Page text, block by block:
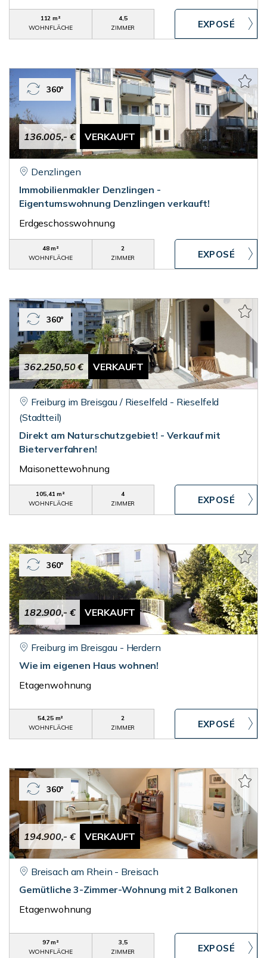
112 m²
WOHNFLÄCHE
4,5
ZIMMER
136.005,- € VERKAUFT
360°
Denzlingen
Immobilienmakler Denzlingen -
Eigentumswohnung Denzlingen verkauft!
Erdgeschosswohnung
48 m²
WOHNFLÄCHE
2
ZIMMER
362.250,50 € VERKAUFT
360°
Freiburg im Breisgau / Rieselfeld - Rieselfeld
(Stadtteil)
Direkt am Naturschutzgebiet! - Verkauf mit
Bieterverfahren!
Maisonettewohnung
105,41 m²
WOHNFLÄCHE
4
ZIMMER
182.900,- € VERKAUFT
360°
Freiburg im Breisgau - Herdern
Wie im eigenen Haus wohnen!
Etagenwohnung
54,25 m²
WOHNFLÄCHE
2
ZIMMER
194.900,- € VERKAUFT
360°
Breisach am Rhein - Breisach
Gemütliche 3-Zimmer-Wohnung mit 2 Balkonen
Etagenwohnung
97 m²
WOHNFLÄCHE
3,5
ZIMMER